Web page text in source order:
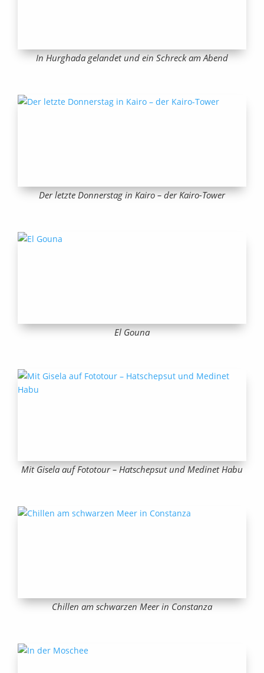
In Hurghada gelandet und ein Schreck am Abend
Der letzte Donnerstag in Kairo – der Kairo-Tower
El Gouna
Mit Gisela auf Fototour – Hatschepsut und Medinet Habu
Chillen am schwarzen Meer in Constanza